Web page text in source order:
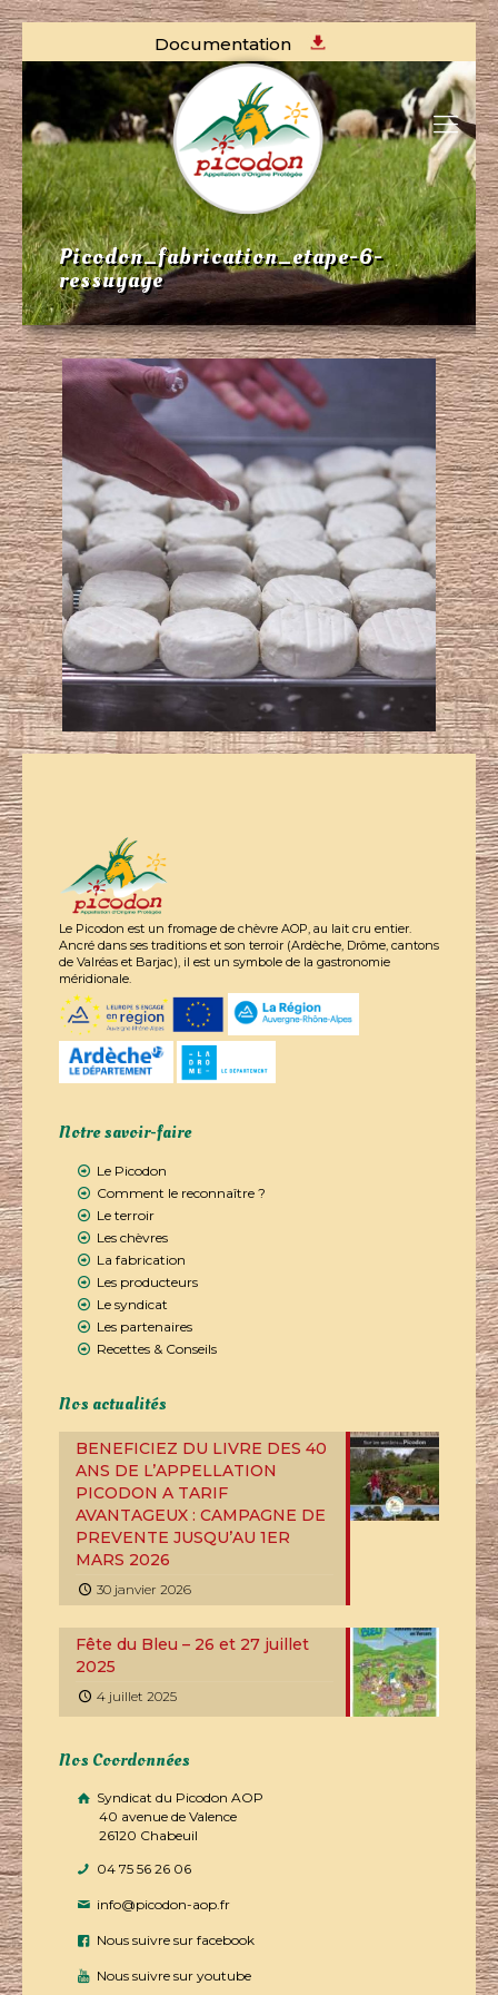
Documentation
Picodon_fabrication_etape-6-
ressuyage
Le Picodon est un fromage de chèvre AOP, au lait cru entier.
Ancré dans ses traditions et son terroir (Ardèche, Drôme, cantons
de Valréas et Barjac), il est un symbole de la gastronomie
méridionale.
Notre savoir-faire
Le Picodon
Comment le reconnaître ?
Le terroir
Les chèvres
La fabrication
Les producteurs
Le syndicat
Les partenaires
Recettes & Conseils
Nos actualités
BENEFICIEZ DU LIVRE DES 40
ANS DE L’APPELLATION
PICODON A TARIF
AVANTAGEUX : CAMPAGNE DE
PREVENTE JUSQU’AU 1ER
MARS 2026
30 janvier 2026
Fête du Bleu – 26 et 27 juillet
2025
4 juillet 2025
Nos Coordonnées
Syndicat du Picodon AOP
40 avenue de Valence
26120 Chabeuil
04 75 56 26 06
info@picodon-aop.fr
Nous suivre sur facebook
Nous suivre sur youtube